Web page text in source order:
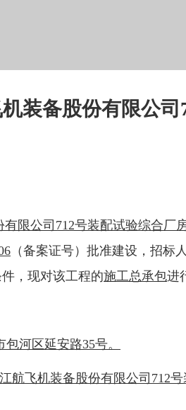
装备股份有限公
限公司 712号装配试验综合厂
（备案证号）批准建设，招标
，现对该工程的施工总承包进
包河区延安路35号。
航飞机装备股份有限公司 712